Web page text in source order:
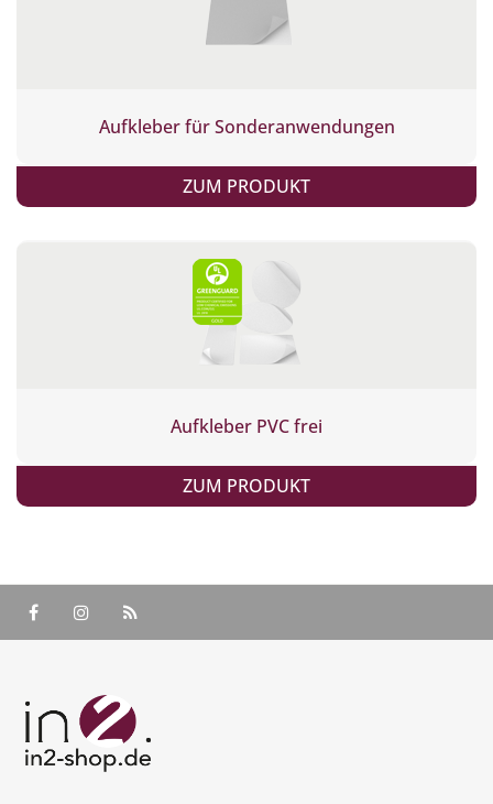
Aufkleber für Sonderanwendungen
ZUM PRODUKT
Aufkleber PVC frei
ZUM PRODUKT